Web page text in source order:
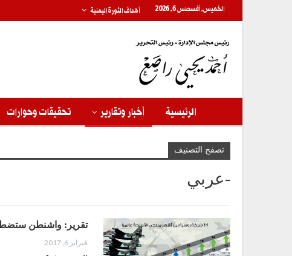
الخميس, أغسطس 6, 2026 أهداف الثورة اليمنية
الرئيسية أخبار وتقارير تحقيقات وحوارات
تصفح التصنيف
-عربي
تقرير: واشنطن
فبراير 6, 2017